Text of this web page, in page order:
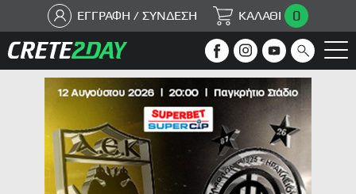
ΕΓΓΡΑΦΗ / ΣΥΝΔΕΣΗ ΚΑΛΑΘΙ 0